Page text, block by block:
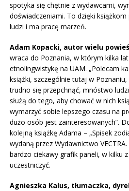
spotyka się chętnie z wydawcami,
doświadczeniami. To dzięki książkom
ludzi i ma pracę marzeń.
Adam Kopacki, autor wielu
wraca do Poznania, w którym kilka
etnolingwistykę na UAM. „Polecam
książki, szczególnie tutaj w Poznaniu,
trudno się przepchnąć, mnóstwo
służą do tego, aby chować w nich
wymarzyć sobie lepszego czasu na
dużo osób jest zainteresowanych”.
kolejną książkę Adama – „Spisek
wydaną przez Wydawnictwo
bardzo ciekawy grafik paneli, w kilku
uczestniczyć.
Agnieszka Kalus, tłumaczka,